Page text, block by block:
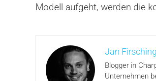
Modell aufgeht, werden die
Jan Firsching
Blogger in
Unternehmen